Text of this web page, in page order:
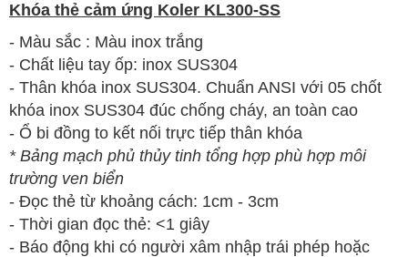
Khóa thẻ cảm ứng Koler KL300-SS
- Màu sắc : Màu inox trắng
- Chất liệu tay ốp: inox SUS304
- Thân khóa inox SUS304. Chuẩn ANSI với 05 chốt
khóa inox SUS304 đúc chống cháy, an toàn cao
- Ổ bi đồng to kết nối trực tiếp thân khóa
* Bảng mạch phủ thủy tinh tổng hợp phù hợp môi
trường ven biển
- Đọc thẻ từ khoảng cách: 1cm - 3cm
- Thời gian đọc thẻ: <1 giây
- Báo động khi có người xâm nhập trái phép hoặc